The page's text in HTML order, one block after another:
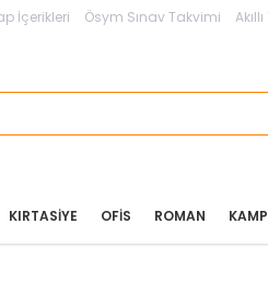
İçerikleri Ösym Sınav Takvimi
ROMAN
OFIS
KIRTASIYE